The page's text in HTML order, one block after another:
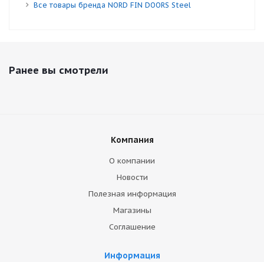
Все товары бренда NORD FIN DOORS Steel
Ранее вы смотрели
Компания
О компании
Новости
Полезная информация
Магазины
Соглашение
Информация